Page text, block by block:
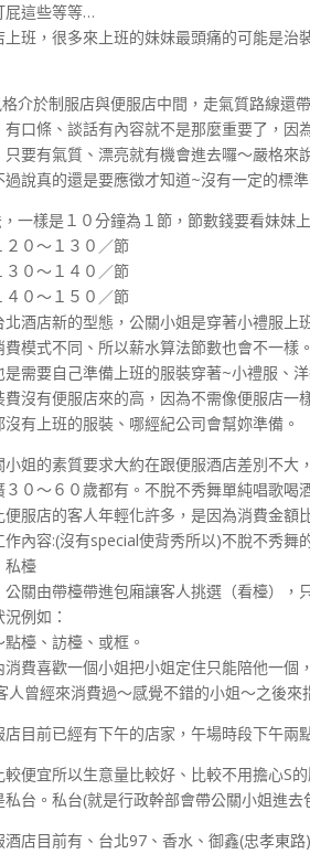
屁這些等等…
上班，很多來上班的妹妹最頭痛的可能是
介於制服店與便服店中間，走氣質路線還
有口條、談話有內容就不是那麼重要了，
只要有氣質、漂亮就有機會進去囉～嚴格
過說真的還是要應徵才知道~沒有一定的標準
一樣是１０分鐘為１節，節數錢要看妹妹
２０～１３０／節
３０～１４０／節
４０～１５０／節
北酒店新的型態，公關小姐是穿著小禮服上
模式不同、所以薪水算法節數也會不一樣。
是需要自己準備上班的服裝穿著~小禮服、
費沒有便服店來的高，因為不需像便服店一
有上班的服裝、哪經紀公司會幫妳準備。
小姐的素質要求大約在跟便服酒店差別不
３０～６０歲都有。不脫不秀舞單純唱歌喝
便服店的客人年輕化許多，是因為消費金額
作內容:(沒有special使背秀所以)不脫不秀舞
私檯
公關由帶檯帶進包廂讓客人挑選（看檯），
例如：
檯、訪檯、或框。
消費喜歡一個小姐把小姐定住只能陪他一個
人曾經來消費過～感覺不錯的小姐～之後來
店目前已經有下午的店家，午場時段下午兩
便宜所以生意量比較好、比較不用擔心S的
私台。私台(就是行政幹部會帶公關小姐進去
酒店目前有、台北97、香水、御鑫(忠孝東